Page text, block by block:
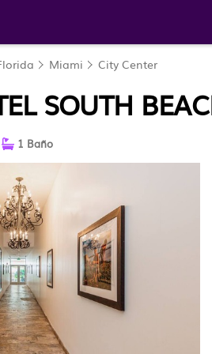
Miami City Center
SOUTH
1 Baño